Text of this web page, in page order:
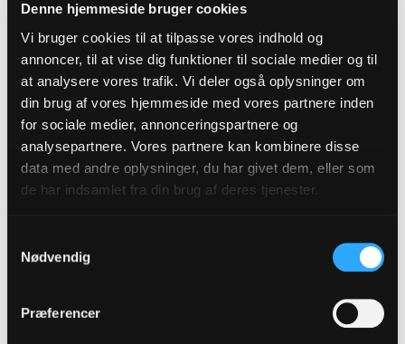
Denne hjemmeside bruger cookies
Vi bruger cookies til at tilpasse vores indhold og
annoncer, til at vise dig funktioner til sociale medier og til
at analysere vores trafik. Vi deler også oplysninger om
din brug af vores hjemmeside med vores partnere inden
for sociale medier, annonceringspartnere og
analysepartnere. Vores partnere kan kombinere disse
data med andre oplysninger, du har givet dem, eller som
de har indsamlet fra din brug af deres tjenester.
Nødvendig
Præferencer
sprog for mandighed, der ikke bliver destruktivt,
men heller ikke fornægter styrke, handlekraft og
behovet for retning.